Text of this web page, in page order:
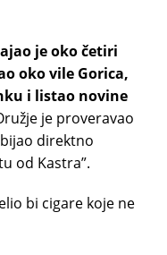
je oko četiri
oko vile Gorica,
i listao novine
je proveravao
direktno
od Kastra”.
bi cigare koje ne